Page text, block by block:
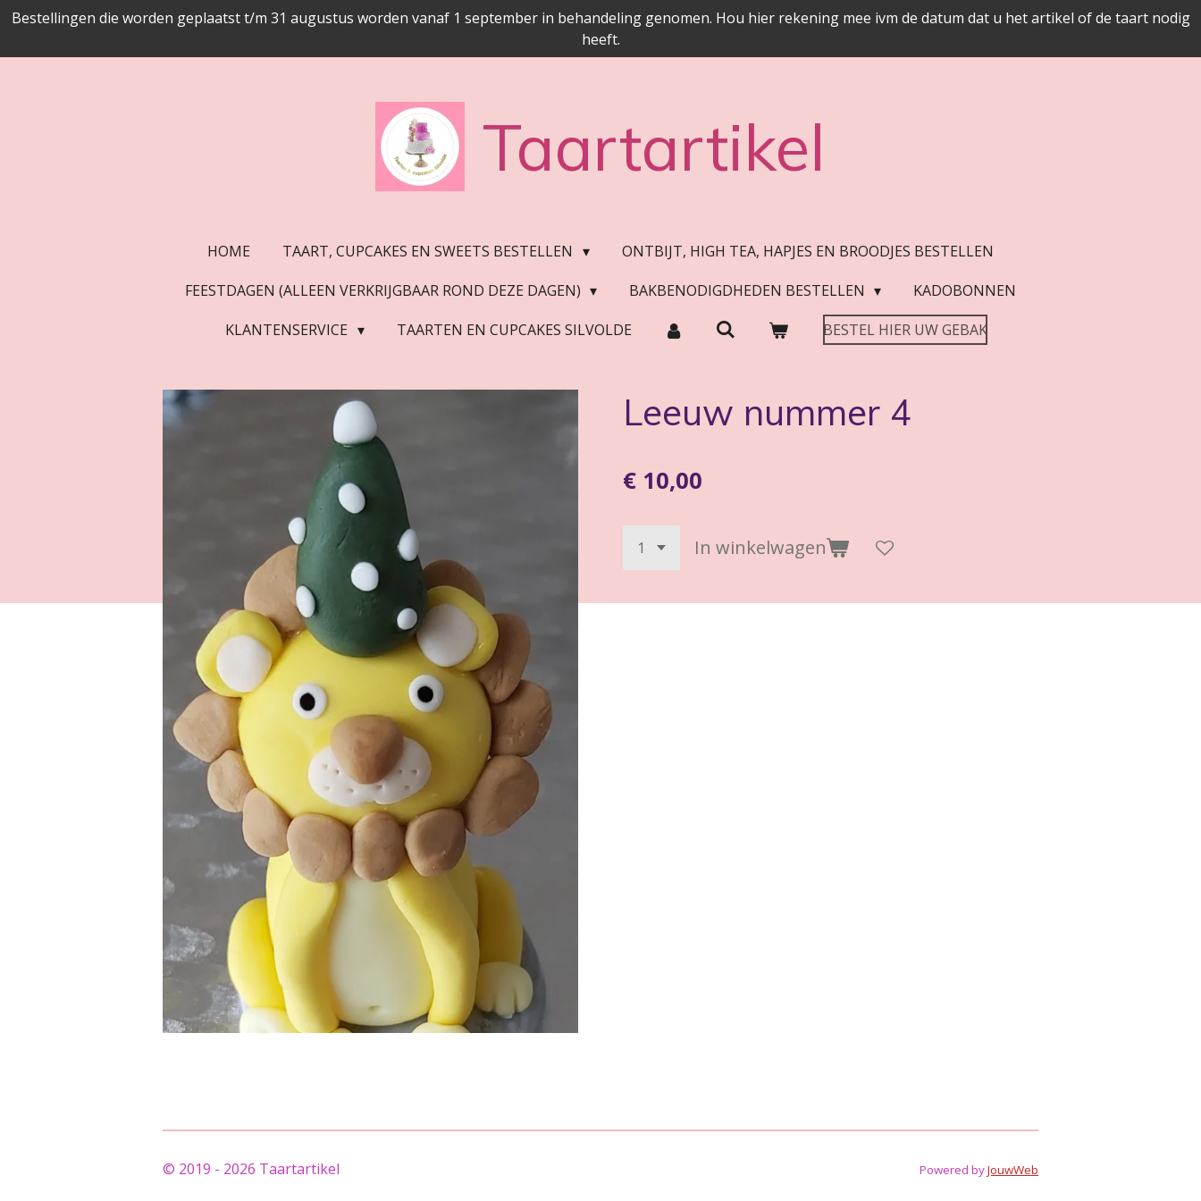
Ga
naar
Bestellingen die worden geplaatst t/m 31 augustus worden vanaf 1 september in behandeling genomen. Hou hier rekening mee ivm de datum dat u het artikel of de taart nodig
heeft.
Taartartikel
HOME TAART, CUPCAKES EN SWEETS BESTELLEN
ONTBIJT, HIGH TEA, HAPJES EN BROODJES BESTELLEN
FEESTDAGEN (ALLEEN VERKRIJGBAAR ROND DEZE DAGEN)
BAKBENODIGDHEDEN BESTELLEN
KADOBONNEN
KLANTENSERVICE
TAARTEN EN CUPCAKES SILVOLDE BESTEL HIER UW GEBAK
Leeuw nummer 4
€ 10,00
In winkelwagen
© 2019 - 2026 Taartartikel Powered byJouwWeb